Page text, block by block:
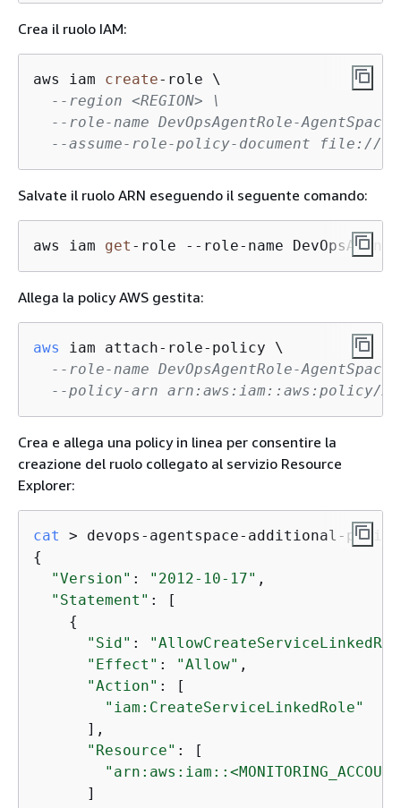
Crea il ruolo IAM:
aws iam create- role \
--region <REGION> \
--role-name DevOpsAgentRole-
--assume-role-policy-document file://
Salvate il ruolo ARN eseguendo il seguente comando:
aws iam get -role --role-name
Allega la policy AWS gestita:
aws
iam attach-role-policy \
--role-name DevOpsAgentRole-
--policy-arn arn:aws:iam::aws:policy/
Crea e allega una policy in linea per consentire la
creazione del ruolo collegato al servizio Resource
Explorer:
cat
> devops-agentspace-additional-
{
"Version" : "2012-10-17" ,
"Statement" : [
{
"Sid" :
"Effect" : "Allow" ,
"Action" : [
"iam:CreateServiceLinkedRole"
      ],
"Resource" : [
      ]